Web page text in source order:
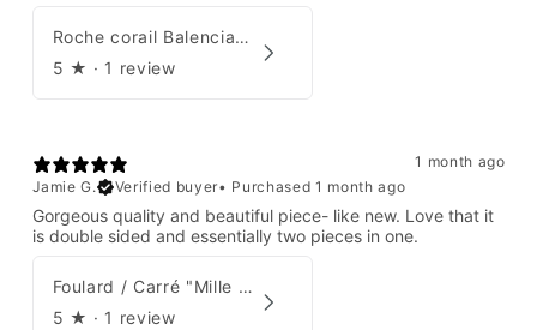
Roche corail Balenciaga 2006
5 ★ · 1 review
1 month ago
Jamie G.
Verified buyer• Purchased 1 month ago
Gorgeous quality and beautiful piece- like new. Love that it
is double sided and essentially two pieces in one.
Foulard / Carré "Mille Feuilles de Soie" Hermès par Natsuno Hidaka
5 ★ · 1 review